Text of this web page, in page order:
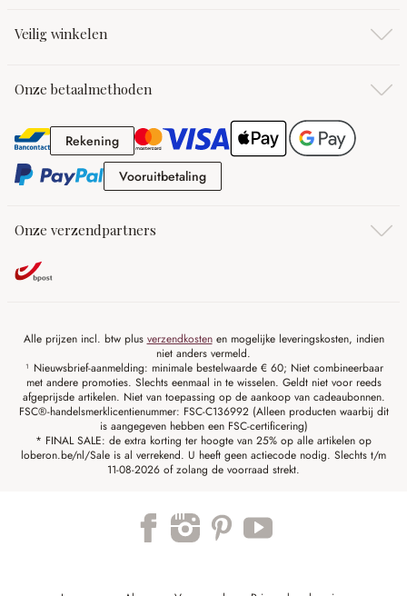
Veilig winkelen
Onze betaalmethoden
RekeningRekening
VooruitbetalingVooruitbetaling
Onze verzendpartners
Alle prijzen incl. btw plus verzendkostenen mogelijke leveringskosten, indien
niet anders vermeld.
¹ Nieuwsbrief-aanmelding: minimale bestelwaarde € 60; Niet combineerbaar
met andere promoties. Slechts eenmaal in te wisselen. Geldt niet voor reeds
afgeprijsde artikelen. Niet van toepassing op de aankoop van cadeaubonnen.
FSC®-handelsmerklicentienummer: FSC-C136992 (Alleen producten waarbij dit
is aangegeven hebben een FSC-certificering)
* FINAL SALE: de extra korting ter hoogte van 25% op alle artikelen op
loberon.be/nl/Sale is al verrekend. U heeft geen actiecode nodig. Slechts t/m
11-08-2026 of zolang de voorraad strekt.